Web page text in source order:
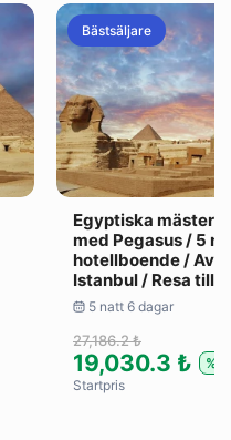
Bästsäljare
Egyptiska
med Pegasus / 5
hotellboende /
Istanbul / Resa till
5 natt 6 dagar
27,186.2 ₺
19,030.3 ₺
Startpris